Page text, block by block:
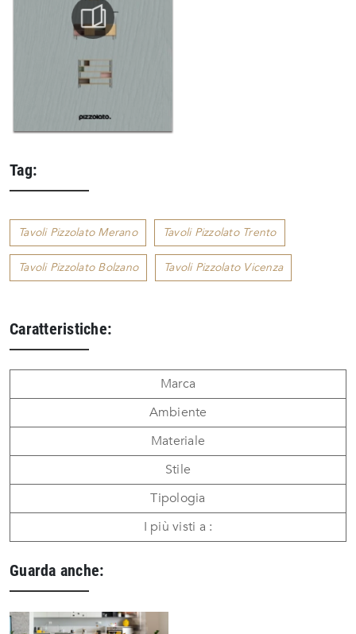
Tag:
Tavoli Pizzolato Merano Tavoli Pizzolato Trento
Tavoli Pizzolato Bolzano Tavoli Pizzolato Vicenza
Caratteristiche:
Marca
Ambiente
Materiale
Stile
Tipologia
I più visti a :
Guarda anche: